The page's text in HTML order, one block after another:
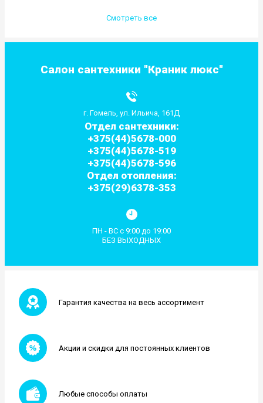
Салон сантехники "Краник люкс"
г. Гомель, ул. Ильича, 161Д
Отдел сантехники:
+375(44)5678-000
+375(44)5678-519
+375(44)5678-596
Отдел отопления:
+375(29)6378-353
ПН - ВС с 9:00 до 19:00
БЕЗ ВЫХОДНЫХ
Смотреть все
Гарантия качества на весь ассортимент
Акции и скидки для постоянных клиентов
Любые способы оплаты